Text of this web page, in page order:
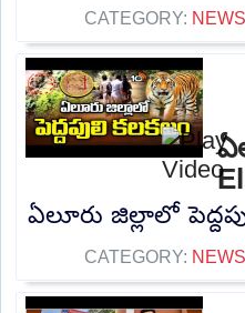
CATEGORY: NEWS
ఏలూరు జిల్లాలో
CATEGORY: NEWS